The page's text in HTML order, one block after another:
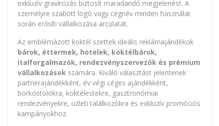
exkluzív gravírozás biztosít maradandó megjelenést. A
személyre szabott logó vagy cégnév minden használat
során erősíti vállalkozása arculatát.
Az emblémázott koktél szettek ideális reklámajándékok
bárok, éttermek, hotelek, koktélbárok,
italforgalmazók, rendezvényszervezők és prémium
vállalkozások számára. Kiváló választást jelentenek
partnerajándékként, év végi céges ajándékként,
borkóstolókra, koktélestekre, gasztronómiai
rendezvényekre, üzleti találkozókra és exkluzív promóciós
kampányokhoz.